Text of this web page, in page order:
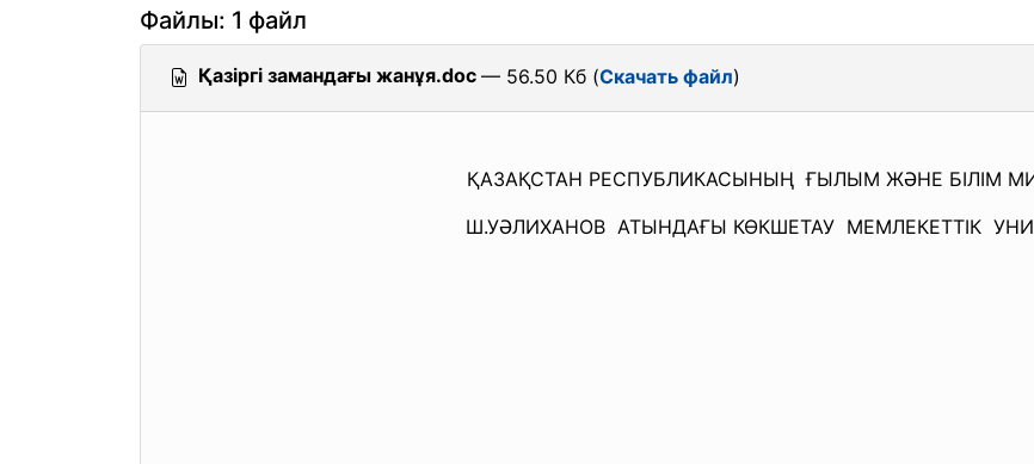
Файлы: 1 файл
Қазіргі замандағы жанұя.doc — 56.50 Кб (Скачать файл)
ҚАЗАҚСТАН РЕСПУБЛИКАСЫНЫҢ ҒЫЛЫМ ЖӘНЕ БІЛІМ
Ш.УӘЛИХАНОВ АТЫНДАҒЫ КӨКШЕТАУ МЕМЛЕКЕТТІК